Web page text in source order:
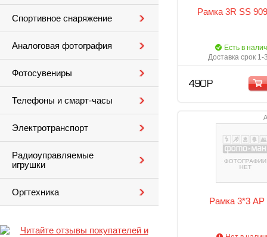
Спортивное снаряжение
Аналоговая фотография
Фотосувениры
Телефоны и смарт-часы
Электротранспорт
Радиоуправляемые
игрушки
Оргтехника
Рамка 3R SS
Есть в
Доставка срок 1-
490 Р
Рамка 3*3 AP